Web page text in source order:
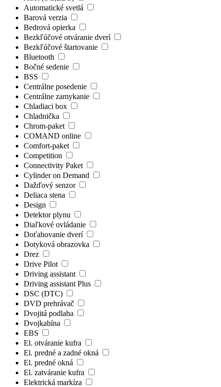
Automatické svetlá
Barová verzia
Bedrová opierka
Bezkľúčové otváranie dverí
Bezkľúčové štartovanie
Bluetooth
Bočné sedenie
BSS
Centrálne posedenie
Centrálne zamykanie
Chladiaci box
Chladnička
Chrom-paket
COMAND online
Comfort-paket
Competition
Connectivity Paket
Cylinder on Demand
Dažďový senzor
Deliaca stena
Design
Detektor plynu
Diaľkové ovládanie
Doťahovanie dverí
Dotyková obrazovka
Drez
Drive Pilot
Driving assistant
Driving assistant Plus
DSC (DTC)
DVD prehrávač
Dvojitá podlaha
Dvojkabína
EBS
El. otváranie kufra
El. predné a zadné okná
El. predné okná
El. zatváranie kufra
Elektrická markíza